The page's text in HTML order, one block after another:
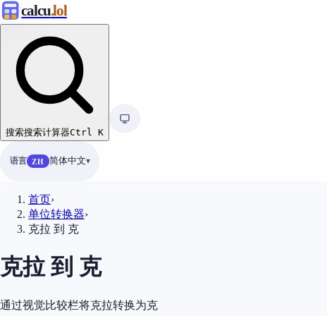
calcu.lol
搜索搜索计算器Ctrl K
语言 ZH 简体中文
首页›
单位转换器›
克拉 到 克
克拉 到 克
通过视觉比较栏将克拉转换为克